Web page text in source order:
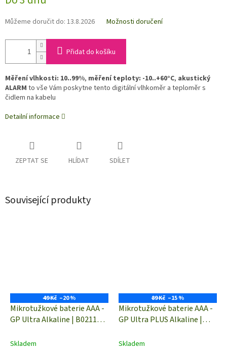
Můžeme doručit do: 13.8.2026 Možnosti doručení
Přidat do košíku
Měření vlhkosti: 10..99%, měření teploty: -10..+60°C, akustický
ALARM to vše Vám poskytne tento digitální vlhkoměr a teploměr s
čidlem na kabelu
Detailní informace
ZEPTAT SE HLÍDAT SDÍLET
Související produkty
49 Kč –20 %
Mikrotužkové baterie AAA -
GP Ultra Alkaline | B02112 |
Skladem
89 Kč –15 %
Mikrotužkové baterie AAA -
GP Ultra PLUS Alkaline |
Skladem